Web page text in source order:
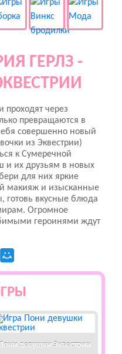
ГЕРЛЗ -
через
превращаются в
совершенно новый
из Эквестрии)
к Сумеречной
и их друзьям в новых
для них яркие
макияж и изысканные
готовь вкусные блюда
Огромное
героинями ждут
девушки Эквестрии